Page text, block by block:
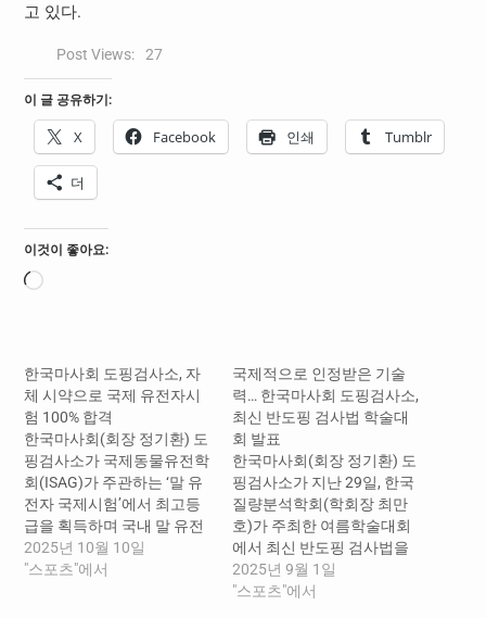
고 있다.
Post Views: 27
이 글 공유하기:
X Facebook 인쇄 Tumblr
더
이것이 좋아요:
로
한국마사회 도핑검사소, 자
체 시약으로 국제 유전자시
험 100% 합격
한국마사회(회장 정기환) 도
핑검사소가 국제동물유전학
회(ISAG)가 주관하는 ‘말 유
전자 국제시험’에서 최고등
급을 획득하며 국내 말 유전
자 분석 기술의 위상을 다시
한번 세계에 각인시켰다고
2025년 10월 10일
"스포츠"에서
국제적으로 인정받은 기술
력… 한국마사회 도핑검사소,
최신 반도핑 검사법 학술대
회 발표
한국마사회(회장 정기환) 도
핑검사소가 지난 29일, 한국
질량분석학회(학회장 최만
호)가 주최한 여름학술대회
에서 최신 반도핑 검사법을
발표하며, 국내외 학계의 주
목을 받았다고 밝혔다. 한
2025년 9월 1일
"스포츠"에서